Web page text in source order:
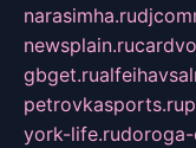
narasimha.ru
newsplain.ru
gbget.ru
petrovkasports.ru
york-life.ru